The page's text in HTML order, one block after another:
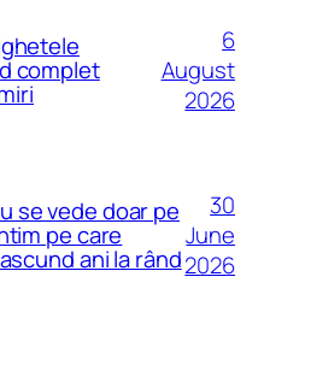
complet
6
August
2026
se vede doar pe
pe care
ani la rând
30
June
2026